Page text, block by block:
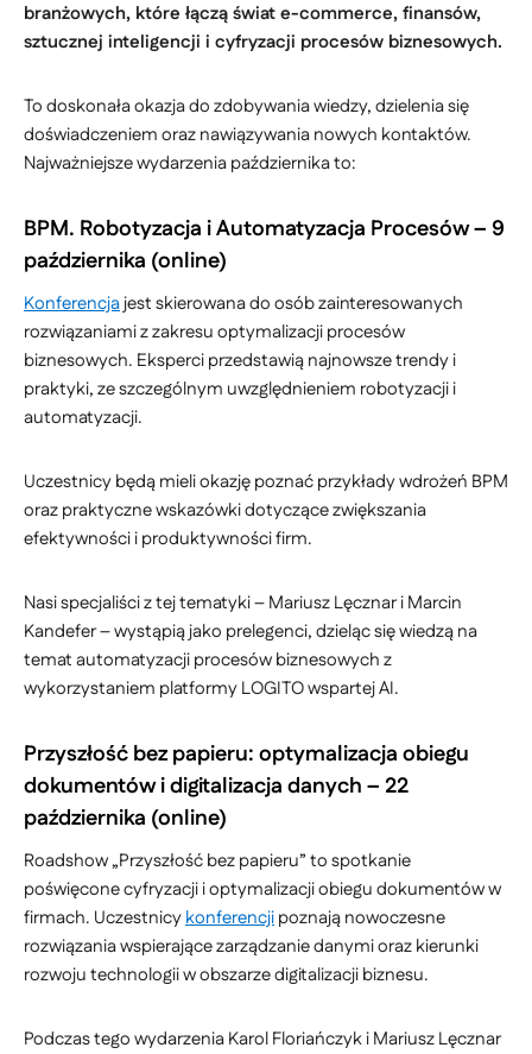
branżowych, które łączą świat e-commerce, finansów,
sztucznej inteligencji i cyfryzacji procesów biznesowych.
To doskonała okazja do zdobywania wiedzy, dzielenia się
doświadczeniem oraz nawiązywania nowych kontaktów.
Najważniejsze wydarzenia października to:
BPM. Robotyzacja i Automatyzacja Procesów – 9
października (online)
Konferencjajest skierowana do osób zainteresowanych
rozwiązaniami z zakresu optymalizacji procesów
biznesowych. Eksperci przedstawią najnowsze trendy i
praktyki, ze szczególnym uwzględnieniem robotyzacji i
automatyzacji.
Uczestnicy będą mieli okazję poznać przykłady wdrożeń BPM
oraz praktyczne wskazówki dotyczące zwiększania
efektywności i produktywności firm.
Nasi specjaliści z tej tematyki – Mariusz Lęcznar i Marcin
Kandefer – wystąpią jako prelegenci, dzieląc się wiedzą na
temat automatyzacji procesów biznesowych z
wykorzystaniem platformy LOGITO wspartej AI.
Przyszłość bez papieru: optymalizacja obiegu
dokumentów i digitalizacja danych – 22
października (online)
Roadshow „Przyszłość bez papieru” to spotkanie
poświęcone cyfryzacji i optymalizacji obiegu dokumentów w
firmach. Uczestnicykonferencjipoznają nowoczesne
rozwiązania wspierające zarządzanie danymi oraz kierunki
rozwoju technologii w obszarze digitalizacji biznesu.
Podczas tego wydarzenia Karol Floriańczyk i Mariusz Lęcznar